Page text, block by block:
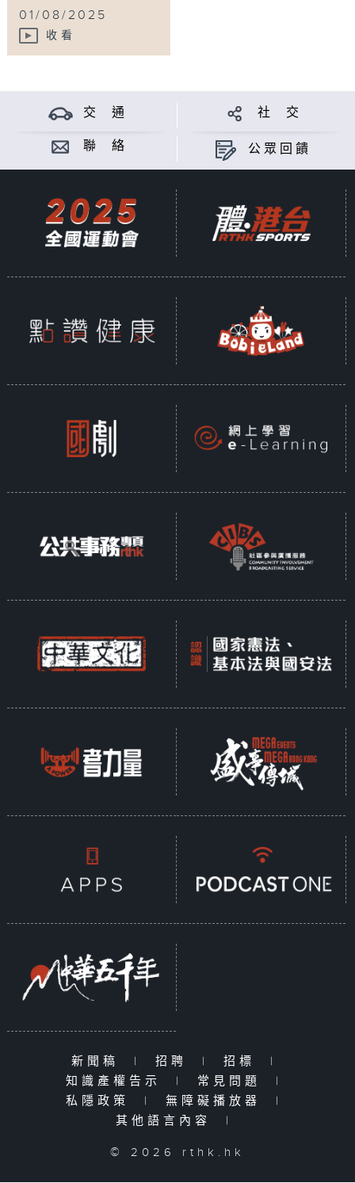
01/08/2025
收看
交 通 社 交
聯 絡 公眾回饋
新聞稿 | 招聘 | 招標
|
知識產權告示
| 常見問題
|
私隱政策
| 無障礙播放器
|
其他語言內容
|
© 2026 rthk.hk